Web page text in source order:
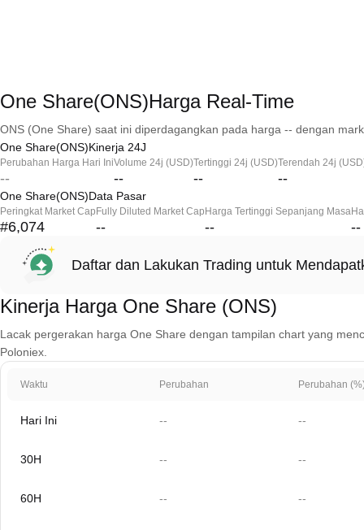
One Share(ONS)Harga Real-Time
ONS (One Share) saat ini diperdagangkan pada harga -- dengan
One Share(ONS)Kinerja 24J
Perubahan Harga Hari Ini
--
Volume 24j (USD)
--
Tertinggi 24j (USD)
--
Terendah 24j
--
One Share(ONS)Data Pasar
Peringkat Market Cap
#6,074
Fully Diluted Market Cap
--
Harga Tertinggi Sepanjang Masa
-- --
Daftar dan Lakukan Trading untuk
Kinerja Harga One Share (ONS)
Lacak pergerakan harga One Share dengan tampilan chart yang
Poloniex.
Waktu Perubahan Perubahan
Hari Ini -- --
30H -- --
60H -- --